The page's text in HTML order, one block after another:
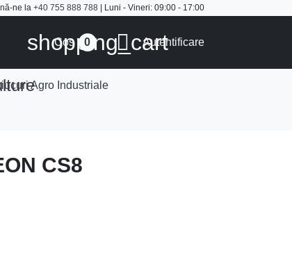
ne la +40 755 888 788 | Luni - Vineri: 09:00 - 17:00
shopping_cart
Cos 0  Autentificare
Agro Industriale
CS8